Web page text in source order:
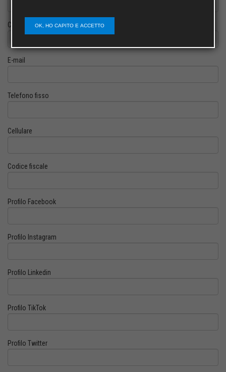
Cognome
E-mail
Telefono fisso
Cellulare
Codice fiscale
Profilo Facebook
Profilo Instagram
Profilo Linkedin
Profilo TikTok
Profilo Twitter
OK, HO CAPITO E ACCETTO